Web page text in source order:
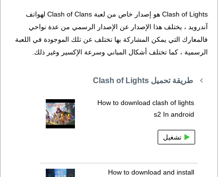
Clash of Lights هو إصدار خاص من لعبة Clash of Clans لهواتف
آندرويد ، يختلف هذا الإصدار عن الإصدار الرسمي من عدة نواحي
فالمعارك التي يمكن المشاركة بها تختلف عن تلك الموجودة في اللعبة
الرسمية ، كما تختلف أشكال المباني وسرعة الإكسير وغير ذلك.
طريقة تحميل Clash of Lights
How to download clash of lights
s2 In android
تشغيل
How to download and install